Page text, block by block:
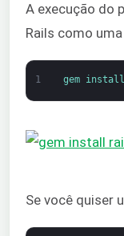
A execução do
Rails como
1 gem install
Se você quiser